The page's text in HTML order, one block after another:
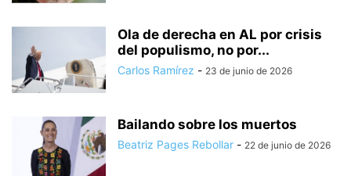
Ola de derecha en AL por crisis
del populismo, no por...
Carlos Ramírez - 23 de junio de 2026
Bailando sobre los muertos
Beatriz Pages Rebollar - 22 de junio de 2026